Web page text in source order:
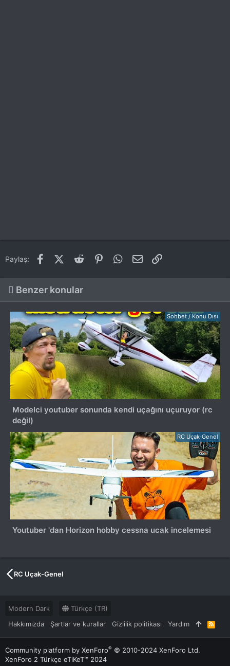
Paylaş: FacebookX (Twitter)
Reddit PinterestWhatsApp
E-posta
Benzer konular
Sohbet / Konu Dısı
Modelci youtuber sonunda kendi uçağını uçuruyor (rc
değil)
RC Uçak-Genel
Youtuber 'dan Horizon hobby cessna ucak incelemesi
RC Uçak-Genel
Modern Dark
Türkçe (TR)
Hakkımızda
Şartlar ve kurallar Gizlilik politikası Yardım
R
S
S
Community platform by XenForo® © 2010-2024 XenForo Ltd.
XenForo 2 Türkçe eTiKeT™ 2024